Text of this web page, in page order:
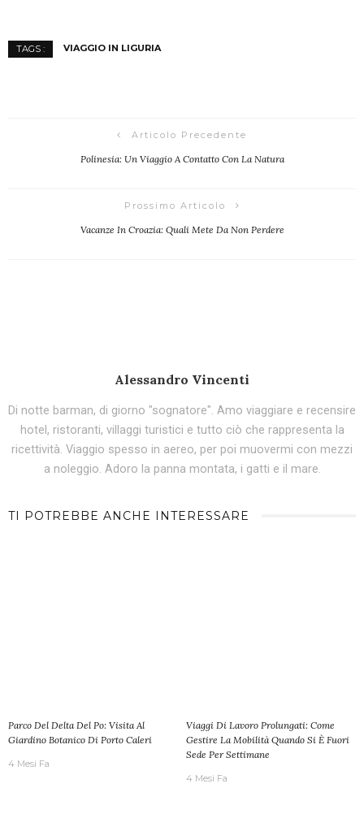
TAGS : VIAGGIO IN LIGURIA
Articolo Precedente
Polinesia: Un Viaggio A Contatto Con La Natura
Prossimo Articolo
Vacanze In Croazia: Quali Mete Da Non Perdere
Alessandro Vincenti
Di notte barman, di giorno "sognatore". Amo viaggiare e recensire
hotel, ristoranti, villaggi turistici e tutto ciò che rappresenta la
ricettività. Viaggio spesso in aereo, per poi muovermi con mezzi
a noleggio. Adoro la panna montata, i gatti e il mare.
TI POTREBBE ANCHE INTERESSARE
Parco Del Delta Del Po: Visita Al
Giardino Botanico Di Porto Caleri
4 Mesi Fa
Viaggi Di Lavoro Prolungati: Come
Gestire La Mobilità Quando Si È Fuori
Sede Per Settimane
4 Mesi Fa